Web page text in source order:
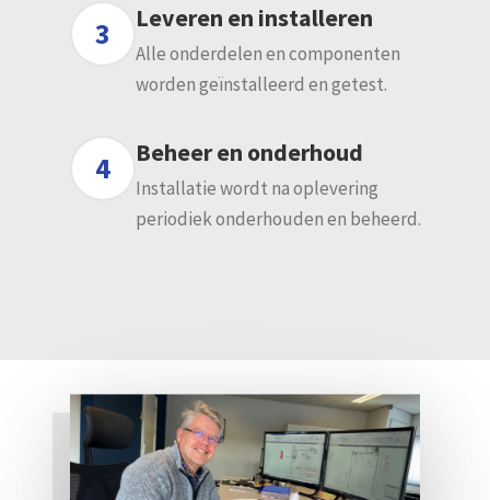
3 Leveren en installeren
Alle onderdelen en componenten
worden geïnstalleerd en getest.
4 Beheer en onderhoud
Installatie wordt na oplevering
periodiek onderhouden en beheerd.